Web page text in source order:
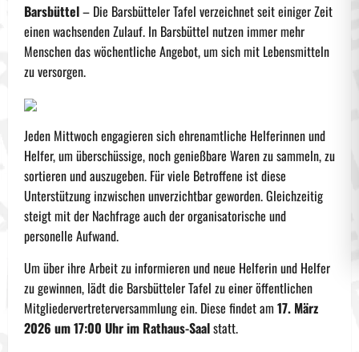
Barsbüttel– Die Barsbütteler Tafel verzeichnet seit einiger Zeit
einen wachsenden Zulauf. In Barsbüttel nutzen immer mehr
Menschen das wöchentliche Angebot, um sich mit Lebensmitteln
zu versorgen.
Jeden Mittwoch engagieren sich ehrenamtliche Helferinnen und
Helfer, um überschüssige, noch genießbare Waren zu sammeln, zu
sortieren und auszugeben. Für viele Betroffene ist diese
Unterstützung inzwischen unverzichtbar geworden. Gleichzeitig
steigt mit der Nachfrage auch der organisatorische und
personelle Aufwand.
Um über ihre Arbeit zu informieren und neue Helferin und Helfer
zu gewinnen, lädt die Barsbütteler Tafel zu einer öffentlichen
Mitgliedervertreterversammlung ein. Diese findet am 17. März
2026 um 17:00 Uhr im Rathaus-Saalstatt.